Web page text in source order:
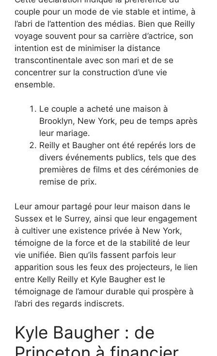
couple pour un mode de vie stable et intime, à
l’abri de l’attention des médias. Bien que Reilly
voyage souvent pour sa carrière d’actrice, son
intention est de minimiser la distance
transcontinentale avec son mari et de se
concentrer sur la construction d’une vie
ensemble.
Le couple a acheté une maison à
Brooklyn, New York, peu de temps après
leur mariage.
Reilly et Baugher ont été repérés lors de
divers événements publics, tels que des
premières de films et des cérémonies de
remise de prix.
Leur amour partagé pour leur maison dans le
Sussex et le Surrey, ainsi que leur engagement
à cultiver une existence privée à New York,
témoigne de la force et de la stabilité de leur
vie unifiée. Bien qu’ils fassent parfois leur
apparition sous les feux des projecteurs, le lien
entre Kelly Reilly et Kyle Baugher est le
témoignage de l’amour durable qui prospère à
l’abri des regards indiscrets.
Kyle Baugher : de